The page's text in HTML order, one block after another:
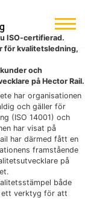
ISO-certifierad.
för kvalitetsledning,
och
på Hector Rail.
har organisationen
och gäller för
(ISO 14001) och
har visat på
har därmed fått en
framstående
på
både
ett verktyg för att